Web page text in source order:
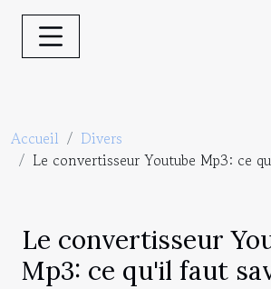
Accueil
Divers
Le convertisseur Youtube Mp3: ce
Le convertisseur
Mp3: ce qu'il faut